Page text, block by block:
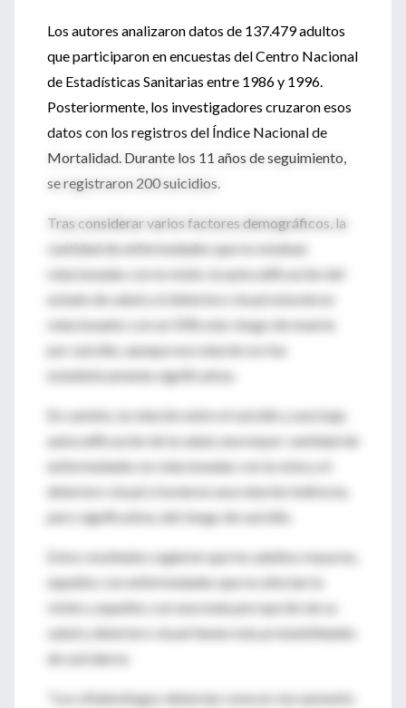
Los autores analizaron datos de 137.479 adultos
que participaron en encuestas del Centro Nacional
de Estadísticas Sanitarias entre 1986 y 1996.
Posteriormente, los investigadores cruzaron esos
datos con los registros del Índice Nacional de
Mortalidad. Durante los 11 años de seguimiento,
se registraron 200 suicidios.
Tras considerar varios factores demográficos, la
cantidad de enfermedades que no estaban
relacionadas con la visión, la autocalificación del
estado de salud y el deterioro visual estuvieron
relacionados con un 50% más riesgo de muerte
por suicidio, aunque esa relación no fue
estadísticamente significativa.
En cambio, la relación entre el suicidio y una baja
autocalificación de la salud, una mayor cantidad de
enfermedades no relacionadas con la vista y el
deterioro visual sí tuvieron una relación indirecta,
pero significativa, del riesgo de suicidio.
Estos resultados sugieren que los adultos mayores,
aquellos con enfermedades que no afectan la
visión y aquellos con una mala percepción de su
salud y deterioro visual tienen más probabilidades
de suicidarse.
"Los oftalmólogos deberían conocer ese aumento